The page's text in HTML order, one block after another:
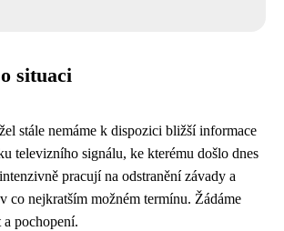
situaci
stále nemáme k dispozici bližší informace
televizního signálu, ke kterému došlo dnes
pracují na odstranění závady a
co nejkratším možném termínu. Žádáme
pochopení.